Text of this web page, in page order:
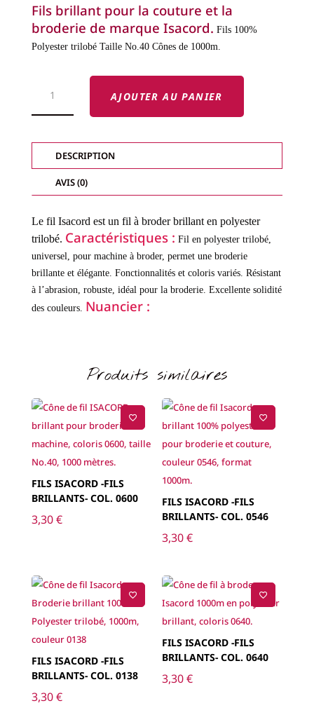
Fils brillant pour la couture et la
broderie de marque Isacord. Fils 100%
Polyester trilobé Taille No.40 Cônes de 1000m.
-
BRILLANTS-
AJOUTER AU PANIER
DESCRIPTION
AVIS (0)
Le fil Isacord est un fil à broder brillant en polyester
trilobé. Caractéristiques : Fil en polyester trilobé,
universel, pour machine à broder, permet une broderie
brillante et élégante. Fonctionnalités et coloris variés. Résistant
à l’abrasion, robuste, idéal pour la broderie. Excellente solidité
des couleurs. Nuancier :
Produits similaires
FILS ISACORD -FILS
BRILLANTS- COL. 0600
3,30€
FILS ISACORD -FILS
BRILLANTS- COL. 0546
3,30€
FILS ISACORD -FILS
BRILLANTS- COL. 0138
3,30€
FILS ISACORD -FILS
BRILLANTS- COL. 0640
3,30€